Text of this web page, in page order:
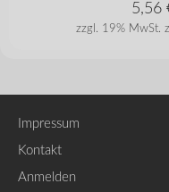
zzgl. 19% MwSt.
5,56
Impressum
Kontakt
Anmelden